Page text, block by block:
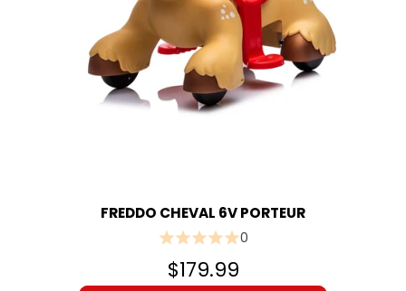
FREDDO CHEVAL 6V PORTEUR
0
$179.99